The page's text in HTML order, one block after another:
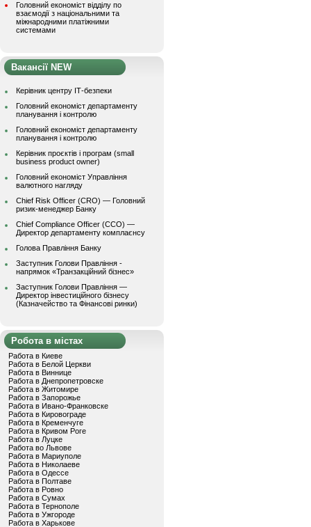
Головний економіст відділу по
взаємодії з національними та
міжнародними платіжними
системами
Вакансії NEW
Керівник центру ІТ-безпеки
Головний економіст департаменту
планування і контролю
Головний економіст департаменту
планування і контролю
Керівник проєктів і програм (small
business product owner)
Головний економіст Управління
валютного нагляду
Chief Risk Officer (CRO) — Головний
ризик-менеджер Банку
Chief Compliance Officer (CCO) —
Директор департаменту комплаєнсу
Голова Правління Банку
Заступник Голови Правління -
напрямок «Транзакційний бізнес»
Заступник Голови Правління —
Директор інвестиційного бізнесу
(Казначейство та Фінансові ринки)
Робота в містах
Работа в Киеве
Работа в Белой Церкви
Работа в Виннице
Работа в Днепропетровске
Работа в Житомире
Работа в Запорожье
Работа в Ивано-Франковске
Работа в Кировограде
Работа в Кременчуге
Работа в Кривом Роге
Работа в Луцке
Работа во Львове
Работа в Мариуполе
Работа в Николаеве
Работа в Одессе
Работа в Полтаве
Работа в Ровно
Работа в Сумах
Работа в Тернополе
Работа в Ужгороде
Работа в Харькове